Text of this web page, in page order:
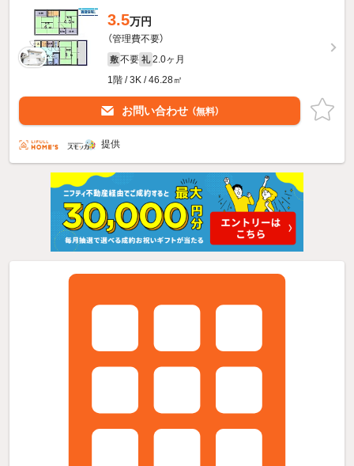
3.5万円
（管理費不要）
敷 不要 礼 2.0ヶ月
1階 / 3K / 46.28㎡
お問い合わせ （無料）
提供